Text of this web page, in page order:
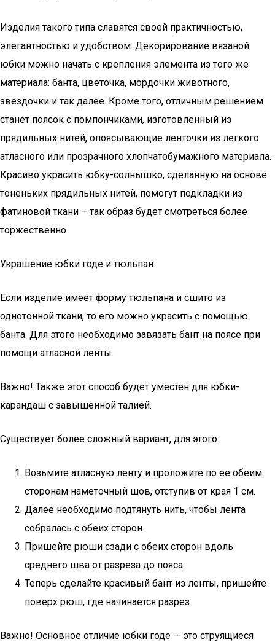
Изделия такого типа славятся своей практичностью,
элегантностью и удобством. Декорирование вязаной
юбки можно начать с крепления элемента из того же
материала: банта, цветочка, мордочки животного,
звездочки и так далее. Кроме того, отличным решением
станет поясок с помпончиками, изготовленный из
прядильных нитей, опоясывающие ленточки из легкого
атласного или прозрачного хлопчатобумажного материала.
Красиво украсить юбку-солнышко, сделанную на основе
тоненьких прядильных нитей, помогут подкладки из
фатиновой ткани – так образ будет смотреться более
торжественно.
Украшение юбки годе и тюльпан
Если изделие имеет форму тюльпана и сшито из
однотонной ткани, то его можно украсить с помощью
банта. Для этого необходимо завязать бант на поясе при
помощи атласной ленты.
Важно! Также этот способ будет уместен для юбки-
карандаш с завышенной талией.
Существует более сложный вариант, для этого:
Возьмите атласную ленту и проложите по ее обеим
сторонам наметочный шов, отступив от края 1 см.
Далее необходимо подтянуть нить, чтобы лента
собралась с обеих сторон.
Пришейте рюши сзади с обеих сторон вдоль
среднего шва от разреза до пояса.
Теперь сделайте красивый бант из ленты, пришейте
поверх рюш, где начинается разрез.
Важно! Основное отличие юбки годе — это струящиеся